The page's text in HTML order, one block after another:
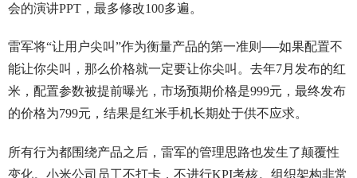
会的演讲PPT，最多修改100多遍。
雷军将“让用户尖叫”作为衡量产品的第一准则──如果配置不
能让你尖叫，那么价格就一定要让你尖叫。去年7月发布的红
米，配置参数被提前曝光，市场预期价格是999元，最终发布
的价格为799元，结果是红米手机长期处于供不应求。
所有行为都围绕产品之后，雷军的管理思路也发生了颠覆性
变化。小米公司员工不打卡，不进行KPI考核。组织架构非常